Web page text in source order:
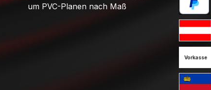
um PVC-Planen nach Maß
Später
Vorkasse